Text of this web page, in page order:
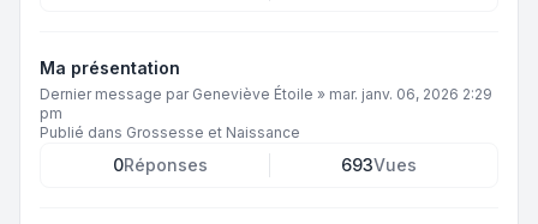
Ma présentation
Dernier message par Geneviève Étoile » mar. janv. 06, 2026 2:29
pm
Publié dans Grossesse et Naissance
0Réponses 693Vues